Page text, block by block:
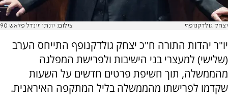
יצחק גולדקנופף צילום: יונתן זינדל פלאש 90
יו"ר יהדות התורה ח"כ יצחק גולדקנופף התייחס הערב
(שלישי) למעצרי בני הישיבות ולפרישת המפלגה
מהממשלה, תוך חשיפת פרטים חדשים על השעות
שקדמו לפרישתו מהממשלה בליל המתקפה האיראנית.